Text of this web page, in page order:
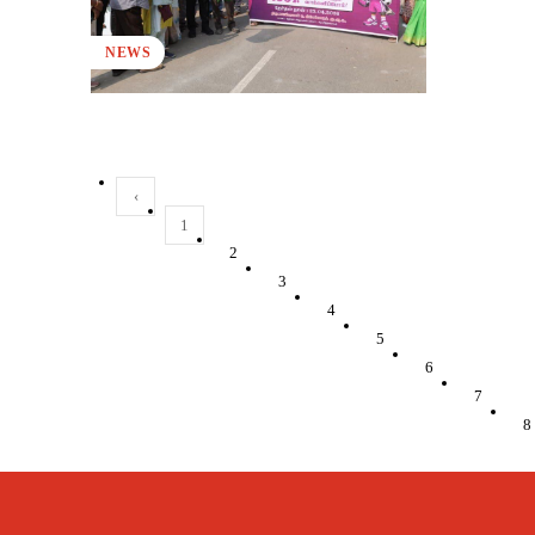
NEWS
‹
1
2
3
4
5
6
7
8